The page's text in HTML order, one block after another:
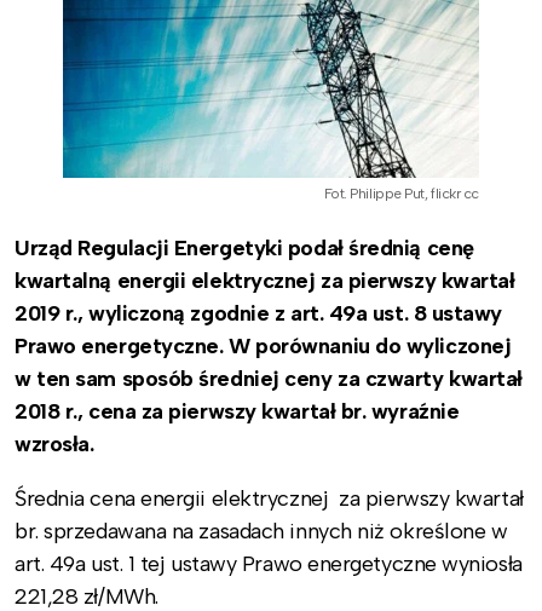
Fot. Philippe Put, flickr cc
Urząd Regulacji Energetyki podał średnią cenę
kwartalną energii elektrycznej za pierwszy kwartał
2019 r., wyliczoną zgodnie z art. 49a ust. 8 ustawy
Prawo energetyczne. W porównaniu do wyliczonej
w ten sam sposób średniej ceny za czwarty kwartał
2018 r., cena za pierwszy kwartał br. wyraźnie
wzrosła.
Średnia cena energii elektrycznej za pierwszy kwartał
br. sprzedawana na zasadach innych niż określone w
art. 49a ust. 1 tej ustawy Prawo energetyczne wyniosła
221,28 zł/MWh.